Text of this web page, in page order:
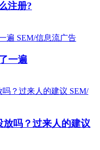
注册?
SEM/信息流广告
一遍
SEM/
吗？过来人的建议